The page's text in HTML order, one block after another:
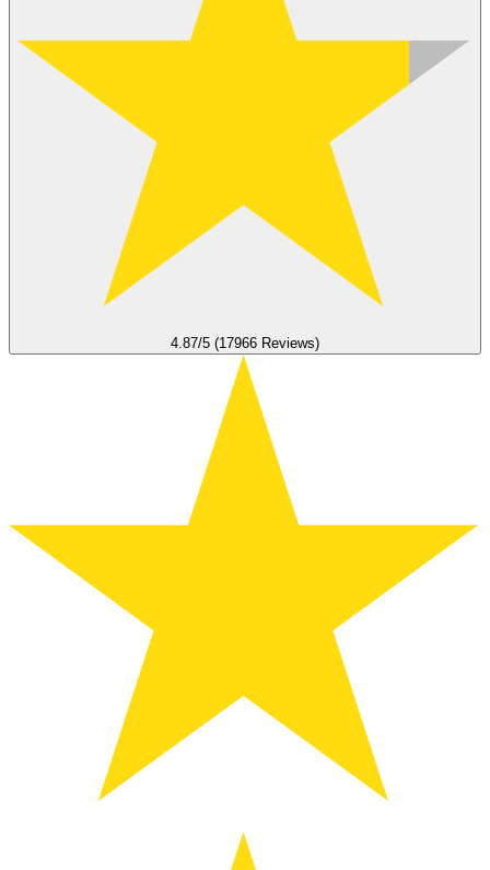
4.87/5 (17966 Reviews)